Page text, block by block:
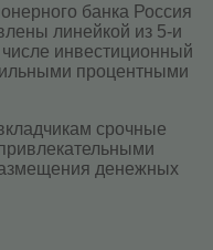
банка Россия
линейкой из 5-и
инвестиционный
процентными
срочные
денежных